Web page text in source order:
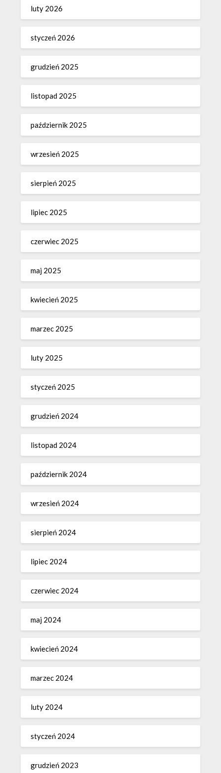
luty 2026
styczeń 2026
grudzień 2025
listopad 2025
październik 2025
wrzesień 2025
sierpień 2025
lipiec 2025
czerwiec 2025
maj 2025
kwiecień 2025
marzec 2025
luty 2025
styczeń 2025
grudzień 2024
listopad 2024
październik 2024
wrzesień 2024
sierpień 2024
lipiec 2024
czerwiec 2024
maj 2024
kwiecień 2024
marzec 2024
luty 2024
styczeń 2024
grudzień 2023